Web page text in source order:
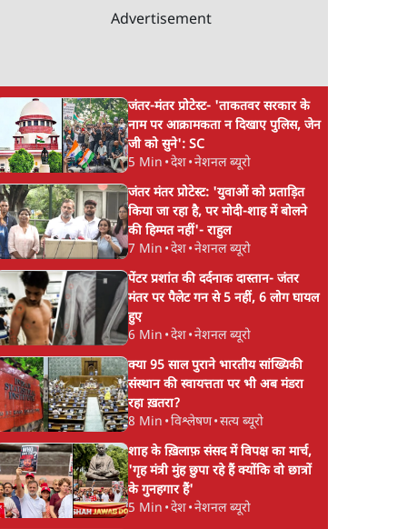
Advertisement
जंतर-मंतर प्रोटेस्ट- 'ताकतवर सरकार के
नाम पर आक्रामकता न दिखाए पुलिस, जेन
जी को सुने': SC
5 Min •देश•नेशनल ब्यूरो
जंतर मंतर प्रोटेस्ट: 'युवाओं को प्रताड़ित
किया जा रहा है, पर मोदी-शाह में बोलने
की हिम्मत नहीं'- राहुल
7 Min •देश•नेशनल ब्यूरो
पेंटर प्रशांत की दर्दनाक दास्तान- जंतर
मंतर पर पैलेट गन से 5 नहीं, 6 लोग घायल
हुए
6 Min •देश•नेशनल ब्यूरो
क्या 95 साल पुराने भारतीय सांख्यिकी
संस्थान की स्वायत्तता पर भी अब मंडरा
रहा ख़तरा?
8 Min •विश्लेषण•सत्य ब्यूरो
शाह के ख़िलाफ़ संसद में विपक्ष का मार्च,
'गृह मंत्री मुंह छुपा रहे हैं क्योंकि वो छात्रों
के गुनहगार हैं'
5 Min •देश•नेशनल ब्यूरो